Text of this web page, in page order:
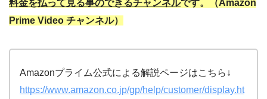
料金を払って見る事のできるチャンネルです。（Amazon
Prime Video チャンネル）
Amazonプライム公式による解説ページはこちら↓
https://www.amazon.co.jp/gp/help/customer/display.ht